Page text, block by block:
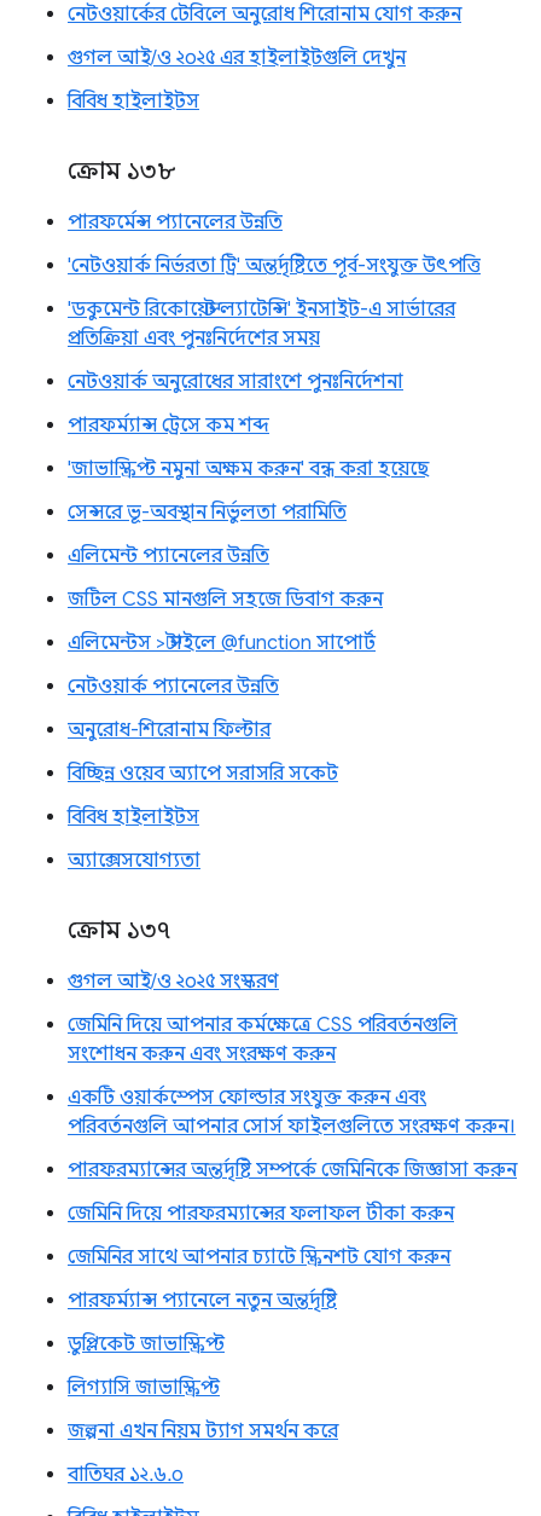
নেটওয়ার্কের টেবিলে অনুরোধ শিরোনাম যোগ করুন
গুগল আই/ও ২০২৫ এর হাইলাইটগুলি দেখুন
বিবিধ হাইলাইটস
ক্রোম ১৩৮
পারফর্মেন্স প্যানেলের উন্নতি
'নেটওয়ার্ক নির্ভরতা ট্রি' অন্তর্দৃষ্টিতে পূর্ব-সংযুক্ত উৎপত্তি
'ডকুমেন্ট রিকোয়েস্ট ল্যাটেন্সি' ইনসাইট-এ সার্ভারের
প্রতিক্রিয়া এবং পুনঃনির্দেশের সময়
নেটওয়ার্ক অনুরোধের সারাংশে পুনঃনির্দেশনা
পারফর্ম্যান্স ট্রেসে কম শব্দ
'জাভাস্ক্রিপ্ট নমুনা অক্ষম করুন' বন্ধ করা হয়েছে
সেন্সরে ভূ-অবস্থান নির্ভুলতা পরামিতি
এলিমেন্ট প্যানেলের উন্নতি
জটিল CSS মানগুলি সহজে ডিবাগ করুন
এলিমেন্টস > স্টাইলে @function সাপোর্ট
নেটওয়ার্ক প্যানেলের উন্নতি
অনুরোধ-শিরোনাম ফিল্টার
বিচ্ছিন্ন ওয়েব অ্যাপে সরাসরি সকেট
বিবিধ হাইলাইটস
অ্যাক্সেসযোগ্যতা
ক্রোম ১৩৭
গুগল আই/ও ২০২৫ সংস্করণ
জেমিনি দিয়ে আপনার কর্মক্ষেত্রে CSS পরিবর্তনগুলি
সংশোধন করুন এবং সংরক্ষণ করুন
একটি ওয়ার্কস্পেস ফোল্ডার সংযুক্ত করুন এবং
পরিবর্তনগুলি আপনার সোর্স ফাইলগুলিতে সংরক্ষণ করুন।
পারফরম্যান্সের অন্তর্দৃষ্টি সম্পর্কে জেমিনিকে জিজ্ঞাসা করুন
জেমিনি দিয়ে পারফরম্যান্সের ফলাফল টীকা করুন
জেমিনির সাথে আপনার চ্যাটে স্ক্রিনশট যোগ করুন
পারফর্ম্যান্স প্যানেলে নতুন অন্তর্দৃষ্টি
ডুপ্লিকেট জাভাস্ক্রিপ্ট
লিগ্যাসি জাভাস্ক্রিপ্ট
জল্পনা এখন নিয়ম ট্যাগ সমর্থন করে
বাতিঘর ১২.৬.০